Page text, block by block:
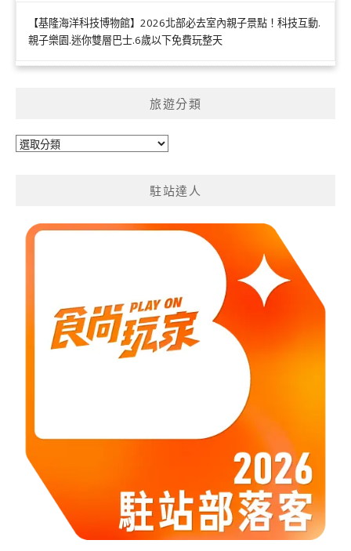
【基隆海洋科技博物館】2026北部必去室內親子景點！科技互動.
親子樂園.迷你雙層巴士.6歲以下免費玩整天
旅遊分類
旅
駐站達人